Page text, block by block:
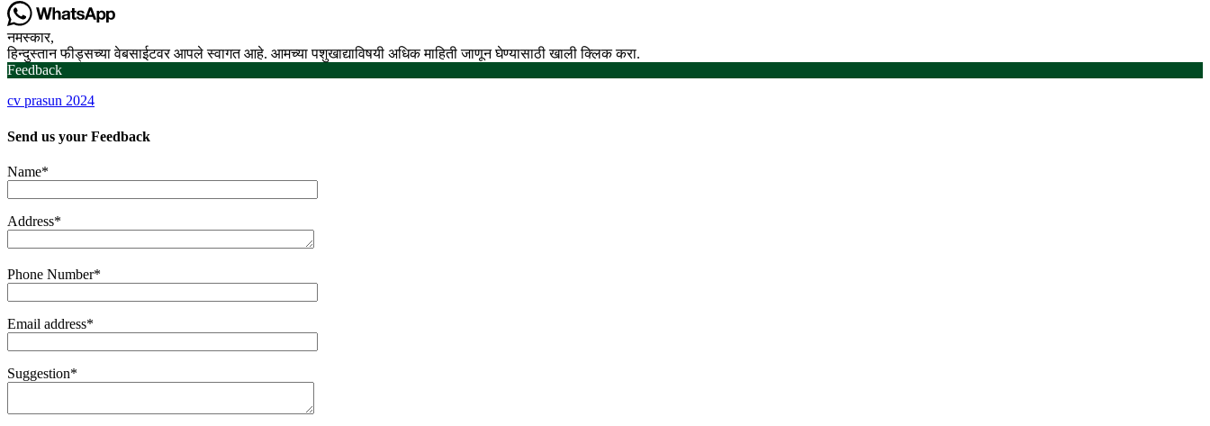
नमस्कार,
हिन्दुस्तान फीड्सच्या वेबसाईटवर आपले स्वागत आहे. आमच्या पशुखाद्याविषयी अधिक माहिती जाणून घेण्यासाठी खाली क्लिक करा.
Feedback
cv prasun 2024
Send us your Feedback
Name*
Address*
Phone Number*
Email address*
Suggestion*